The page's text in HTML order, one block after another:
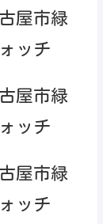
屋市緑
ッチ
屋市緑
ッチ
屋市緑
ッチ